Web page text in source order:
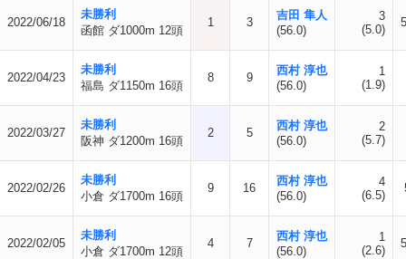
2022/06/18
未勝利
函館 ダ1000m 12頭
1 3
吉田 隼人
(56.0)
3
(5.0)
2022/04/23
未勝利
福島 ダ1150m 16頭
8 9
西村 淳也
(56.0)
1
(1.9)
2022/03/27
未勝利
阪神 ダ1200m 16頭
2 5
西村 淳也
(56.0)
2
(5.7)
2022/02/26
未勝利
小倉 ダ1700m 16頭
9 16
西村 淳也
(56.0)
4
(6.5)
2022/02/05
未勝利
小倉 ダ1700m 12頭
4 7
西村 淳也
(56.0)
1
(2.6)